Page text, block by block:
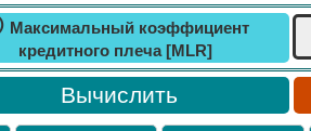
Максимальный коэффициент
кредитного плеча [MLR]